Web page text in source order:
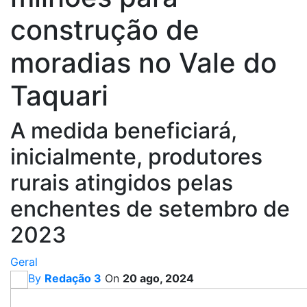
construção de
moradias no Vale do
Taquari
A medida beneficiará,
inicialmente, produtores
rurais atingidos pelas
enchentes de setembro de
2023
Geral
By Redação 3 On 20 ago, 2024